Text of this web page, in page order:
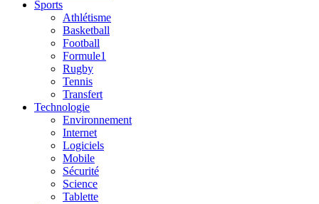
Sports
Athlétisme
Basketball
Football
Formule1
Rugby
Tennis
Transfert
Technologie
Environnement
Internet
Logiciels
Mobile
Sécurité
Science
Tablette